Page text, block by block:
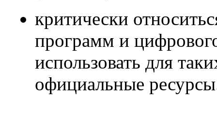
критически
программ и
использовать для
официальные